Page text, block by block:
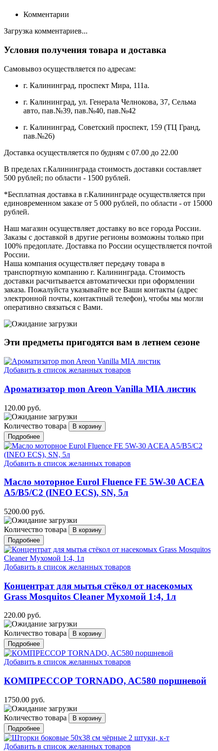
Комментарии
Загрузка комментариев...
Условия получения товара и доставка
Самовывоз осуществляется по адресам:
г. Калининград, проспект Мира, 111а.
г. Калининград, ул. Генерала Челнокова, 37, Сельма
авто, пав.№39, пав.№40, пав.№42
г. Калининград, Советский проспект, 159 (ТЦ Гранд,
пав.№26)
Доставка осуществляется по будням с 07.00 до 22.00
В пределах г.Калининграда стоимость доставки составляет
500 рублей; по области - 1500 рублей.
*Бесплатная доставка в г.Калининграде осуществляется при
единовременном заказе от 5 000 рублей, по области - от 15000
рублей.
Наш магазин осуществляет доставку во все города России.
Заказы с доставкой в другие регионы возможны только при
100% предоплате. Доставка по России осуществляется почтой
России.
Наша компания осуществляет передачу товара в
транспортную компанию г. Калининграда. Стоимость
доставки расчитывается автоматически при оформлении
заказа. Пожалуйста указывайте все Ваши контакты (адрес
электронной почты, контактный телефон), чтобы мы могли
оперативно связаться с Вами.
Эти предметы пригодятся вам в летнем сезоне
Добавить в список желанных товаров
Ароматизатор mon Areon Vanilla MIA листик
120.00 руб.
Количество товара
Подробнее
Добавить в список желанных товаров
Масло моторное Eurol Fluence FE 5W-30 ACEA
A5/B5/C2 (INEO ECS), SN, 5л
5200.00 руб.
Количество товара
Подробнее
Добавить в список желанных товаров
Концентрат для мытья стёкол от насекомых
Grass Mosquitos Cleaner Мухомой 1:4, 1л
220.00 руб.
Количество товара
Подробнее
Добавить в список желанных товаров
КОМПРЕССОР TORNADO, AC580 поршневой
1750.00 руб.
Количество товара
Подробнее
Добавить в список желанных товаров